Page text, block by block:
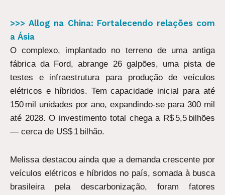
>>> Allog na China: Fortalecendo relações com
a Ásia
O complexo, implantado no terreno de uma antiga
fábrica da Ford, abrange 26 galpões, uma pista de
testes e infraestrutura para produção de veículos
elétricos e híbridos. Tem capacidade inicial para até
150 mil unidades por ano, expandindo-se para 300 mil
até 2028. O investimento total chega a R$ 5,5 bilhões
— cerca de US$ 1 bilhão.
Melissa destacou ainda que a demanda crescente por
veículos elétricos e híbridos no país, somada à busca
brasileira pela descarbonização, foram fatores